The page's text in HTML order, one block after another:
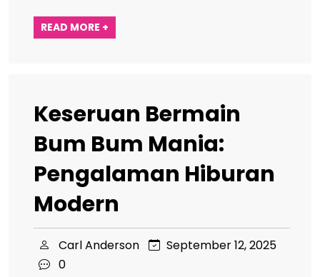
READ MORE +
Keseruan Bermain
Bum Bum Mania:
Pengalaman Hiburan
Modern
Carl Anderson
September 12, 2025
0